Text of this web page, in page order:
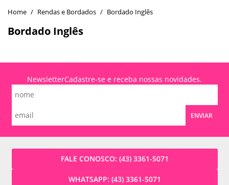
Rendas e Bordados Bordado Inglês
Bordado Inglês
NewsletterCadastre-se e receba nossas novidades.
ENVIAR
FALE CONOSCO: (43) 3361-5071
WHATSAPP: (43) 3361-5071